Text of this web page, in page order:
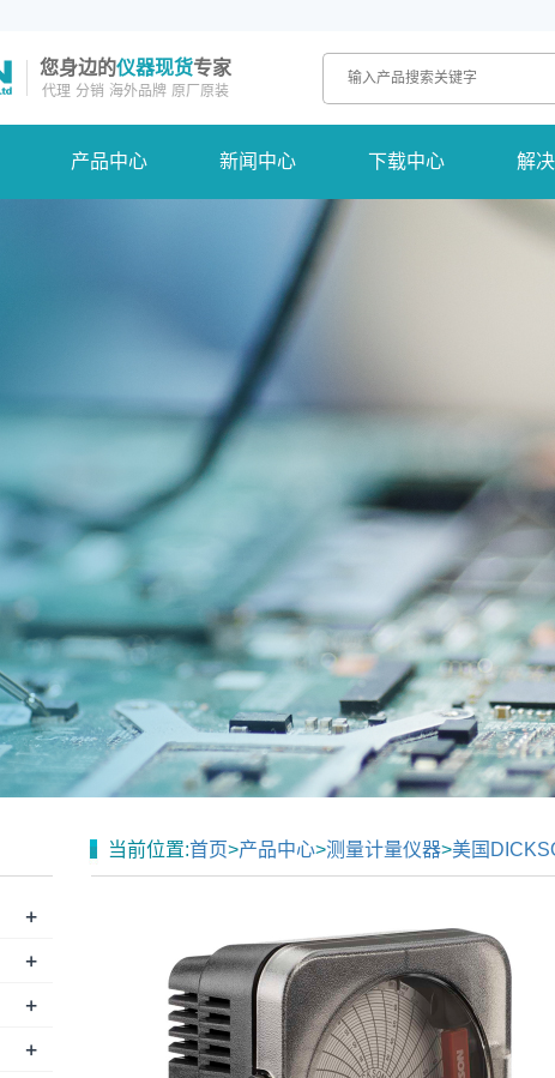
您身边的仪器现货专家
代理 分销 海外品牌 原厂原装
产品中心 新闻中心 下载中心 解
当前位置:首页>产品中心>测量计量仪器>美国
+
+
+
+